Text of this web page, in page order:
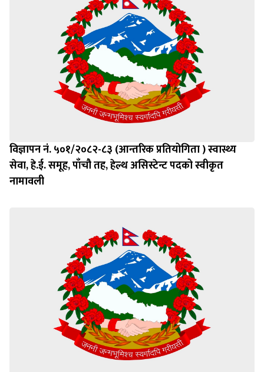
विज्ञापन नं. ५०१/२०८२-८३ (आन्तरिक प्रतियोगिता ) स्वास्थ्य
सेवा, हे.ई. समूह, पाँचौ तह, हेल्थ असिस्टेन्ट पदको स्वीकृत
नामावली